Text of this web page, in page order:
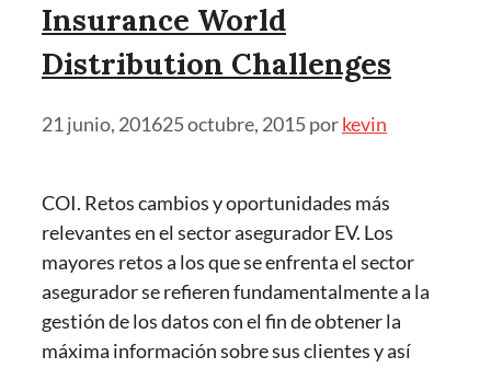
Insurance World
Distribution Challenges
21 junio, 201625 octubre, 2015porkevin
COI. Retos cambios y oportunidades más
relevantes en el sector asegurador EV. Los
mayores retos a los que se enfrenta el sector
asegurador se refieren fundamentalmente a la
gestión de los datos con el fin de obtener la
máxima información sobre sus clientes y así